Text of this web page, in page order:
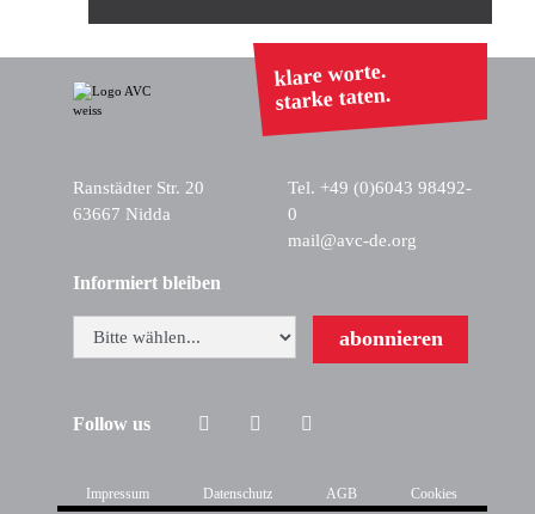
klare worte.
starke taten.
Ranstädter Str. 20
63667 Nidda
Tel. +49 (0)6043 98492-
0
mail@avc-de.org
Informiert bleiben
abonnieren
Follow us
Impressum Datenschutz AGB Cookies